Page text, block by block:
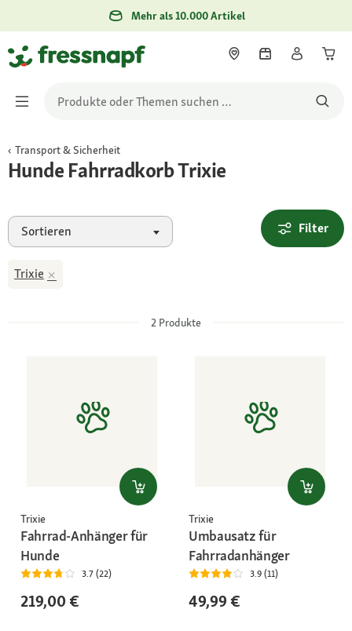
Mehr als 10.000 Artikel
Transport & Sicherheit
Hunde Fahrradkorb Trixie
Sortieren Filter
Trixie
2 Produkte
Trixie
Fahrrad-Anhänger für
Hunde
3.7 (22)
219,00 €
Trixie
Umbausatz für
Fahrradanhänger
3.9 (11)
49,99 €